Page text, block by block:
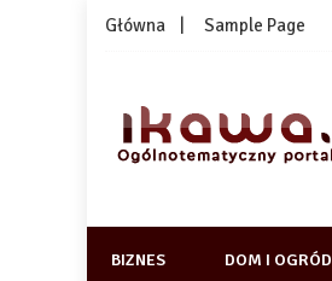
Skip
Główna Sample Page
1kawa.pl
BIZNES DOM I OGRÓD